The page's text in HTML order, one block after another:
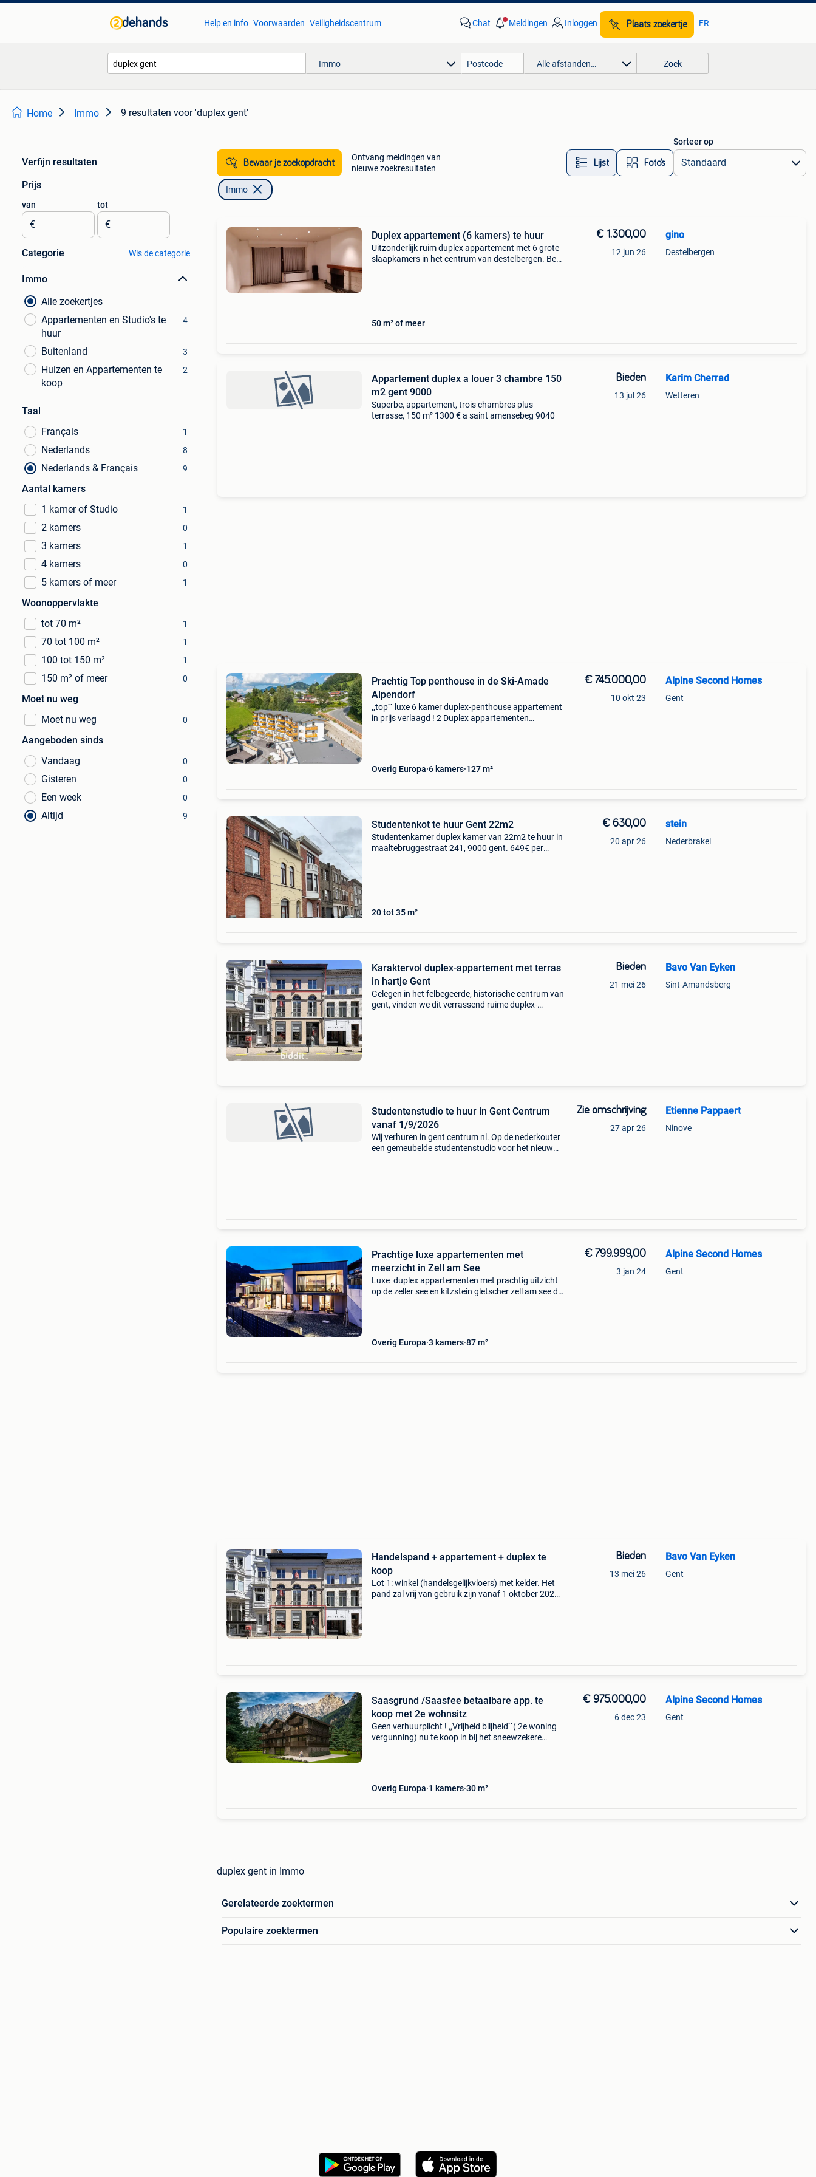
Help en info Voorwaarden Veiligheidscentrum Chat Meldingen Inloggen Plaats zoekertje FR
Immo Alle afstanden… Zoek
Home Immo 9 resultaten voor 'duplex gent'
Verfijn resultaten
Prijs
van
€
tot
€
Categorie Wis de categorie
Immo
Alle zoekertjes
Appartementen en Studio's te
huur
4
Buitenland 3
Huizen en Appartementen te
koop
2
Taal
Français
1
Nederlands 8
Nederlands & Français 9
Aantal kamers
1 kamer of Studio
1
2 kamers 0
3 kamers 1
4 kamers 0
5 kamers of meer 1
Woonoppervlakte
tot 70 m²
1
70 tot 100 m² 1
100 tot 150 m² 1
150 m² of meer 0
Moet nu weg
Moet nu weg
0
Aangeboden sinds
Vandaag
0
Gisteren 0
Een week 0
Altijd 9
Bewaar je zoekopdracht
Ontvang meldingen van
nieuwe zoekresultaten
Lijst Foto’s
Sorteer op
Immo
Duplex appartement (6 kamers) te huur
Uitzonderlijk ruim duplex appartement met 6 grote
slaapkamers in het centrum van destelbergen. Bent
50 m² of meer
€ 1.300,00
12 jun 26
gino
Destelbergen
Appartement duplex a louer 3 chambre 150
m2 gent 9000
Superbe, appartement, trois chambres plus
terrasse, 150 m² 1300 € a saint amensebeg 9040
Bieden
13 jul 26
Karim Cherrad
Wetteren
Prachtig Top penthouse in de Ski-Amade
Alpendorf
,,top`` luxe 6 kamer duplex-penthouse appartement
in prijs verlaagd ! 2 Duplex appartementen
Overig Europa 6 kamers 127 m²
€ 745.000,00
10 okt 23
Alpine Second Homes
Gent
Studentenkot te huur Gent 22m2
Studentenkamer duplex kamer van 22m2 te huur in
maaltebruggestraat 241, 9000 gent. 649€ per
20 tot 35 m²
€ 630,00
20 apr 26
stein
Nederbrakel
Karaktervol duplex-appartement met terras
in hartje Gent
Gelegen in het felbegeerde, historische centrum van
gent, vinden we dit verrassend ruime duplex-
Bieden
21 mei 26
Bavo Van Eyken
Sint-Amandsberg
Studentenstudio te huur in Gent Centrum
vanaf 1/9/2026
Wij verhuren in gent centrum nl. Op de nederkouter
een gemeubelde studentenstudio voor het nieuw
Zie omschrijving
27 apr 26
Etienne Pappaert
Ninove
Prachtige luxe appartementen met
meerzicht in Zell am See
Luxe duplex appartementen met prachtig uitzicht
op de zeller see en kitzstein gletscher zell am see de
Overig Europa 3 kamers 87 m²
€ 799.999,00
3 jan 24
Alpine Second Homes
Gent
Handelspand + appartement + duplex te
koop
Lot 1: winkel (handelsgelijkvloers) met kelder. Het
pand zal vrij van gebruik zijn vanaf 1 oktober 2026
Bieden
13 mei 26
Bavo Van Eyken
Gent
Saasgrund /Saasfee betaalbare app. te
koop met 2e wohnsitz
Geen verhuurplicht ! ,,Vrijheid blijheid``( 2e woning
vergunning) nu te koop in bij het sneewzekere
Overig Europa 1 kamers 30 m²
€ 975.000,00
6 dec 23
Alpine Second Homes
Gent
duplex gent in Immo
Gerelateerde zoektermen
Populaire zoektermen